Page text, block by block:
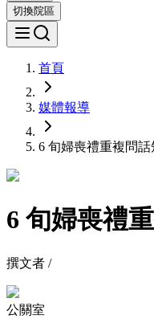
切換院區
首頁
媒體報導
6 旬婦喪禮重複問
6 旬婦喪禮
撰文者 /
公關室